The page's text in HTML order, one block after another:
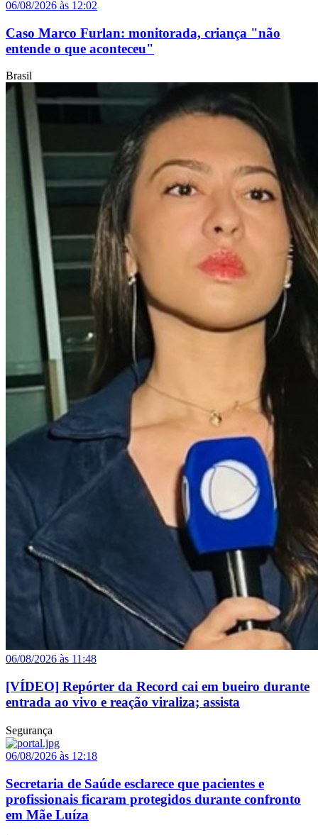
06/08/2026 às 12:02
Caso Marco Furlan: monitorada, criança "não
entende o que aconteceu"
Brasil
06/08/2026 às 11:48
[VÍDEO] Repórter da Record cai em bueiro durante
entrada ao vivo e reação viraliza; assista
Segurança
06/08/2026 às 12:18
Secretaria de Saúde esclarece que pacientes e
profissionais ficaram protegidos durante confronto
em Mãe Luíza